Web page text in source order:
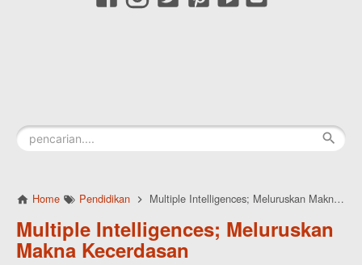
Home Pendidikan Multiple Intelligences; Meluruskan Makna Kecerdasan
Multiple Intelligences; Meluruskan
Makna Kecerdasan